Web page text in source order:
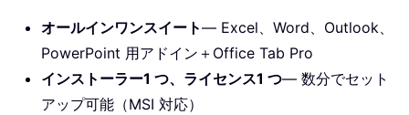
オールインワンスイート— Excel、Word、Outlook、
PowerPoint 用アドイン＋Office Tab Pro
インストーラー1 つ、ライセンス1 つ— 数分でセット
アップ可能（MSI 対応）